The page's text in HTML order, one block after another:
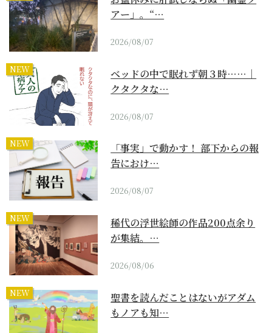
アー」。“…
2026/08/07
NEW
ベッドの中で眠れず朝３時……｜
クタクタな…
2026/08/07
NEW
「事実」で動かす！ 部下からの報
告におけ…
2026/08/07
NEW
稀代の浮世絵師の作品200点余り
が集結。…
2026/08/06
NEW
聖書を読んだことはないがアダム
もノアも知…